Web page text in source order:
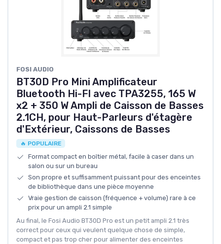
FOSI AUDIO
BT30D Pro Mini Amplificateur
Bluetooth Hi-FI avec TPA3255, 165 W
x2 + 350 W Ampli de Caisson de Basses
2.1CH, pour Haut-Parleurs d'étagère
d'Extérieur, Caissons de Basses
🔥 POPULAIRE
Format compact en boîtier métal, facile à caser dans un
salon ou sur un bureau
Son propre et suffisamment puissant pour des enceintes
de bibliothèque dans une pièce moyenne
Vraie gestion de caisson (fréquence + volume) rare à ce
prix pour un ampli 2.1 simple
Au final, le Fosi Audio BT30D Pro est un petit ampli 2.1 très
correct pour ceux qui veulent quelque chose de simple,
compact et pas trop cher pour alimenter des enceintes